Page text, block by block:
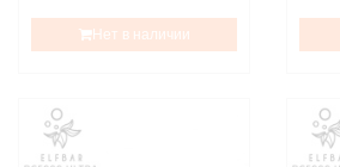
Нет в наличии